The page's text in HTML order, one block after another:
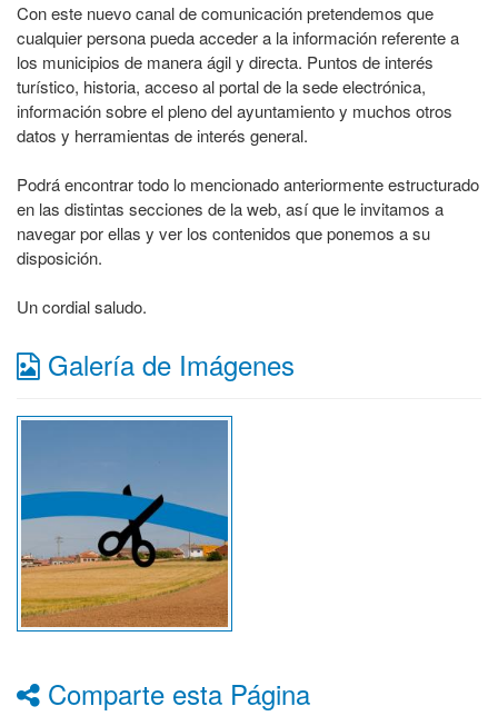
Con este nuevo canal de comunicación pretendemos que
cualquier persona pueda acceder a la información referente a
los municipios de manera ágil y directa. Puntos de interés
turístico, historia, acceso al portal de la sede electrónica,
información sobre el pleno del ayuntamiento y muchos otros
datos y herramientas de interés general.
Podrá encontrar todo lo mencionado anteriormente estructurado
en las distintas secciones de la web, así que le invitamos a
navegar por ellas y ver los contenidos que ponemos a su
disposición.
Un cordial saludo.
Galería de Imágenes
Comparte esta Página